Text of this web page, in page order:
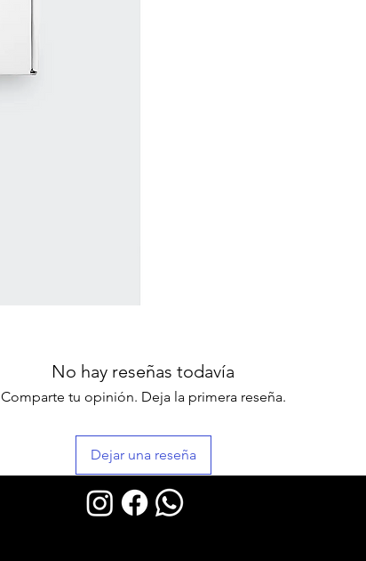
No hay reseñas todavía
Comparte tu opinión. Deja la primera reseña.
Dejar una reseña